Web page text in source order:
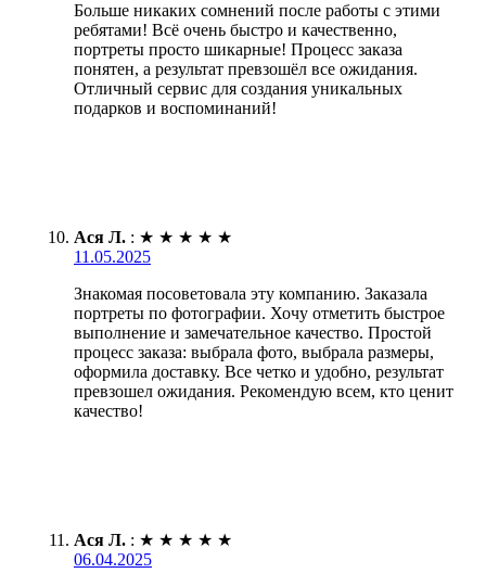
Больше никаких сомнений после работы с этими
ребятами! Всё очень быстро и качественно,
портреты просто шикарные! Процесс заказа
понятен, а результат превзошёл все ожидания.
Отличный сервис для создания уникальных
подарков и воспоминаний!
Ася Л. : ★ ★ ★ ★ ★
11.05.2025
Знакомая посоветовала эту компанию. Заказала
портреты по фотографии. Хочу отметить быстрое
выполнение и замечательное качество. Простой
процесс заказа: выбрала фото, выбрала размеры,
оформила доставку. Все четко и удобно, результат
превзошел ожидания. Рекомендую всем, кто ценит
качество!
Ася Л. : ★ ★ ★ ★ ★
06.04.2025